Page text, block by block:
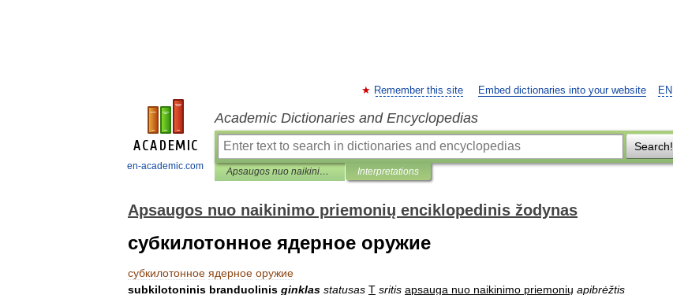
en-academic.com
EN
Remember this site Embed dictionaries into your website
Academic Dictionaries and Encyclopedias
Search!
Apsaugos nuo naikinimo priemonių enciklopedinis žodynas Interpretations
Apsaugos nuo naikinimo priemonių enciklopedinis žodynas
субкилотонное ядерное оружие
субкилотонное ядерное оружие
subkilotoninis branduolinis ginklas statusas T sritis apsauga nuo naikinimo priemonių apibrėžtis